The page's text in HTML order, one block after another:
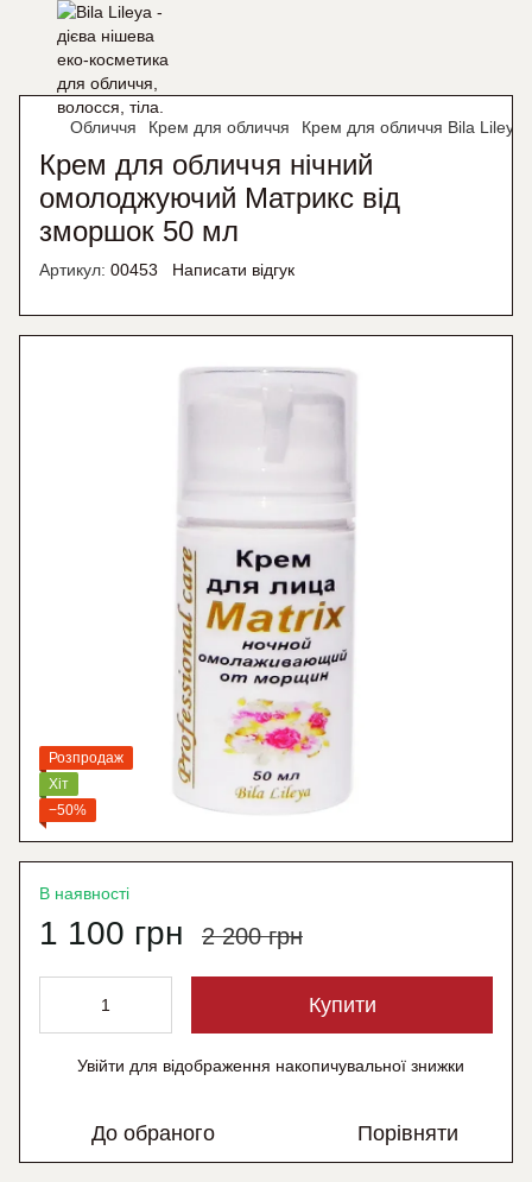
Обличчя Крем для обличчя Крем для обличчя Bila Lileya
Крем для обличчя нічний
омолоджуючий Матрикс від
зморшок 50 мл
Артикул: 00453 Написати відгук
Розпродаж
Хіт
−50%
В наявності
1 100 грн 2 200 грн
Купити
Увійти для відображення накопичувальної знижки
До обраного Порівняти